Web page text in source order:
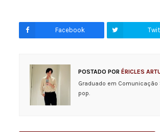
Facebook
POSTADO POR ÉRICLES
Graduado em
pop.